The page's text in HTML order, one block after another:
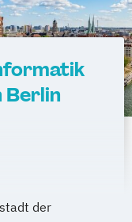
Berlin
der